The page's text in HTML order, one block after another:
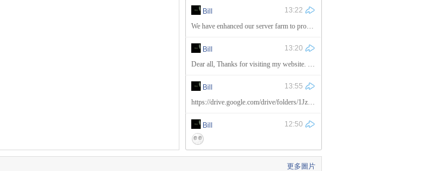
13:22
Bill
We have enhanced our server farm to provide more reliable service and shortened to down time during regular maintenance at all.
13:20
Bill
Dear all, Thanks for visiting my website. I appreciate you to give us comments on our service quality and give us support for enhancing our service quality as well.
13:55
Bill
https://drive.google.com/drive/folders/1JzhHZgGeKKBd329ETk2ouWhrQqNNtXbt
12:50
Bill
更多圖片